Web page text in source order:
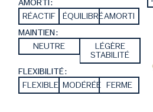
AMORTI :
RÉACTIF
ÉQUILIBRÉAMORTI
MAINTIEN :
NEUTRE
LÉGÈRE
STABILITÉ
FLEXIBILITÉ :
FLEXIBLE MODÉRÉE FERME